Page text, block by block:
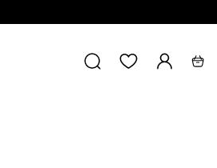
Recherche
Liste
Mon